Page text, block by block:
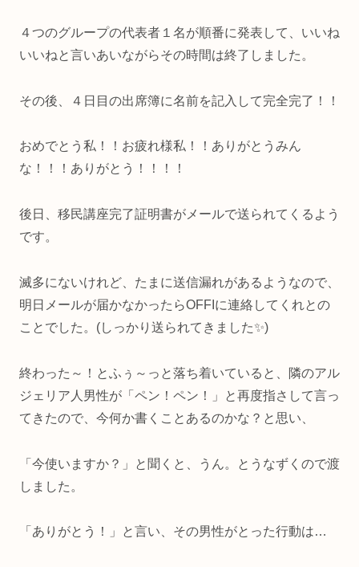
４つのグループの代表者１名が順番に発表して、いいね
いいねと言いあいながらその時間は終了しました。
その後、４日目の出席簿に名前を記入して完全完了！！
おめでとう私！！お疲れ様私！！ありがとうみん
な！！！ありがとう！！！！
後日、移民講座完了証明書がメールで送られてくるよう
です。
滅多にないけれど、たまに送信漏れがあるようなので、
明日メールが届かなかったらOFFIに連絡してくれとの
ことでした。(しっかり送られてきました✨)
終わった～！とふぅ～っと落ち着いていると、隣のアル
ジェリア人男性が「ペン！ペン！」と再度指さして言っ
てきたので、今何か書くことあるのかな？と思い、
「今使いますか？」と聞くと、うん。とうなずくので渡
しました。
「ありがとう！」と言い、その男性がとった行動は…